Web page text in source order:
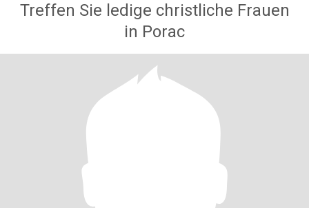
Treffen Sie ledige christliche Frauen
in Porac